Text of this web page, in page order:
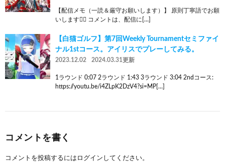
【配信メモ（一読＆厳守お願いします）】 原則丁寧語でお願
いします🙇‍♂️ コメントは、配信に[…]
【白猫ゴルフ】第7回Weekly Tournamentセミファイ
ナル1stコース。アイリスでプレーしてみる。
2023.12.02 2024.03.31更新
1ラウンド 0:07 2ラウンド 1:43 3ラウンド 3:04 2ndコース:
https://youtu.be/i4ZLpK2DzV4?si=MP[…]
コメントを書く
コメントを投稿するには ログイン してください。